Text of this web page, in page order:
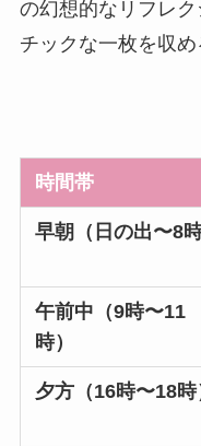
の幻想的なリフレ
チックな一枚を収め
時間帯
早朝（日の出〜8時
午前中（9時〜11
時）
夕方（16時〜18時